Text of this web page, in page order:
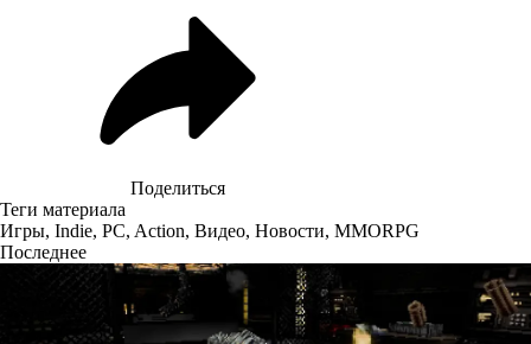
Поделиться
Теги материала
Игры, Indie, PC, Action, Видео, Новости, MMORPG
Последнее